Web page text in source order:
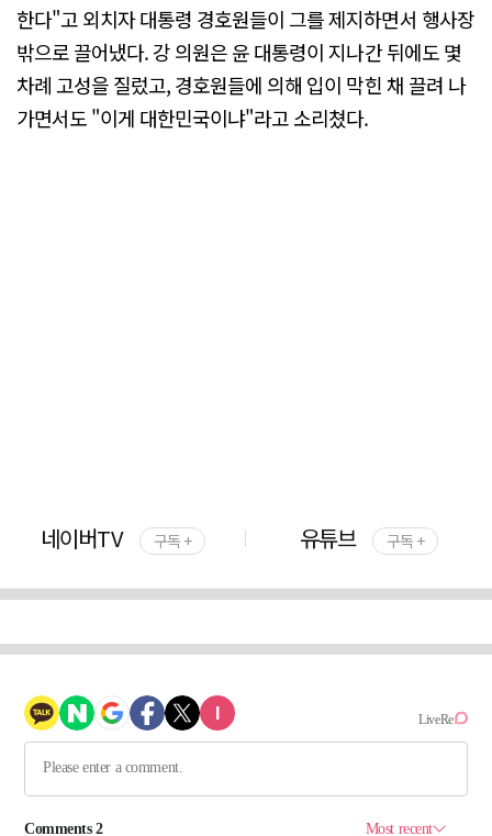
한다"고 외치자 대통령 경호원들이 그를 제지하면서 행사장
밖으로 끌어냈다. 강 의원은 윤 대통령이 지나간 뒤에도 몇
차례 고성을 질렀고, 경호원들에 의해 입이 막힌 채 끌려 나
가면서도 "이게 대한민국이냐"라고 소리쳤다.
네이버TV 구독 + 유튜브 구독 +